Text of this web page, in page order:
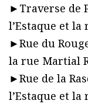
►Traverse de
l’Estaque et
►Rue du
la rue Martial
►Rue de la
l’Estaque et